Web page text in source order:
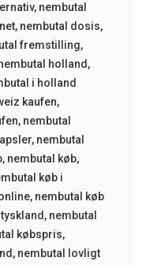
, nembutal
, nembutal dosis,
fremstilling,
holland ,
i holland
kaufen,
, nembutal
, nembutal
, nembutal køb,
køb i
, nembutal køb
, nembutal
købspris,
, nembutal lovligt